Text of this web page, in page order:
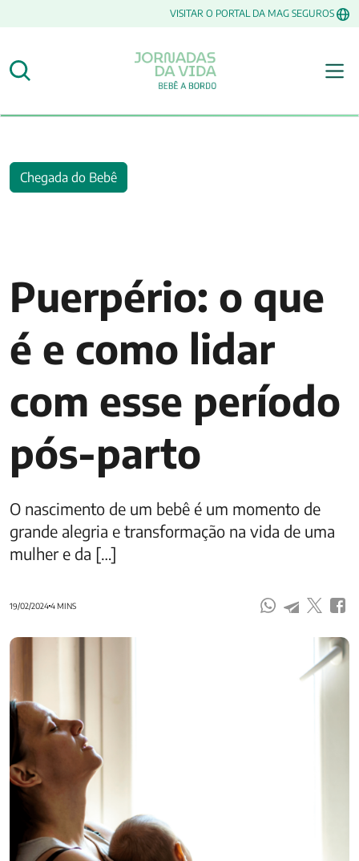
VISITAR O PORTAL DA MAG SEGUROS
Chegada do Bebê
Puerpério: o que
é e como lidar
com esse período
pós-parto
O nascimento de um bebê é um momento de
grande alegria e transformação na vida de uma
mulher e da […]
19/02/20244 MINS